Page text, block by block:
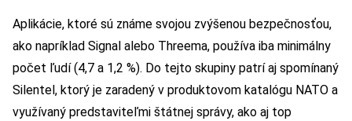
Aplikácie, ktoré sú známe svojou zvýšenou bezpečnosťou,
ako napríklad Signal alebo Threema, používa iba minimálny
počet ľudí (4,7 a 1,2 %). Do tejto skupiny patrí aj spomínaný
Silentel, ktorý je zaradený v produktovom katalógu NATO a
využívaný predstaviteľmi štátnej správy, ako aj top